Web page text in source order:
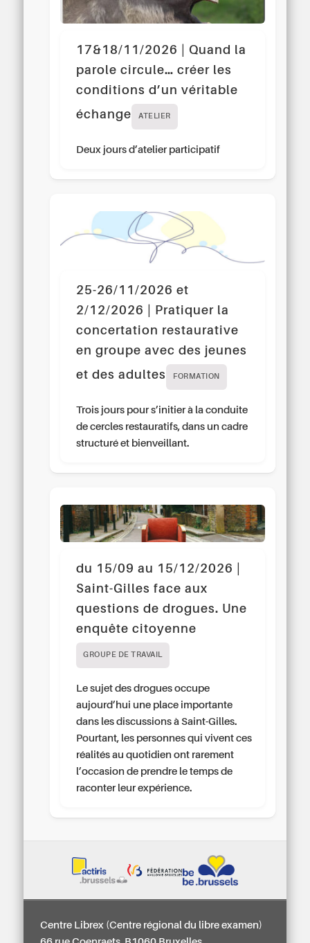
17&18/11/2026 | Quand la
parole circule… créer les
conditions d’un véritable
échange
ATELIER
Deux jours d’atelier participatif
25-26/11/2026 et
2/12/2026 | Pratiquer la
concertation restaurative
en groupe avec des jeunes
et des adultes
FORMATION
Trois jours pour s’initier à la conduite
de cercles restauratifs, dans un cadre
structuré et bienveillant.
du 15/09 au 15/12/2026 |
Saint-Gilles face aux
questions de drogues. Une
enquête citoyenne
GROUPE DE TRAVAIL
Le sujet des drogues occupe
aujourd’hui une place importante
dans les discussions à Saint-Gilles.
Pourtant, les personnes qui vivent ces
réalités au quotidien ont rarement
l’occasion de prendre le temps de
raconter leur expérience.
Centre Librex (Centre régional du libre examen)